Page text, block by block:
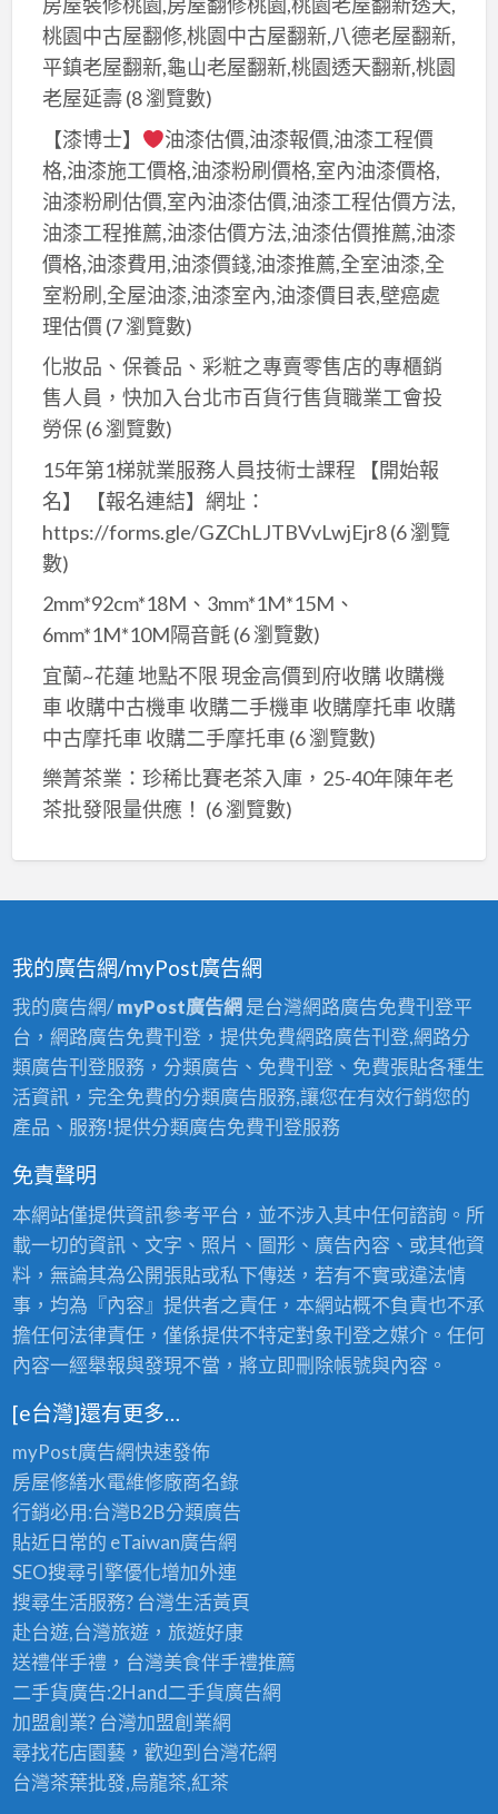
房屋裝修桃園,房屋翻修桃園,桃園老屋翻新透天,
桃園中古屋翻修,桃園中古屋翻新,八德老屋翻新,
平鎮老屋翻新,龜山老屋翻新,桃園透天翻新,桃園
老屋延壽(8 瀏覽數)
【漆博士】
油漆估價,油漆報價,油漆工程價
格,油漆施工價格,油漆粉刷價格,室內油漆價格,
油漆粉刷估價,室內油漆估價,油漆工程估價方法,
油漆工程推薦,油漆估價方法,油漆估價推薦,油漆
價格,油漆費用,油漆價錢,油漆推薦,全室油漆,全
室粉刷,全屋油漆,油漆室內,油漆價目表,壁癌處
理估價(7 瀏覽數)
化妝品、保養品、彩粧之專賣零售店的專櫃銷
售人員，快加入台北市百貨行售貨職業工會投
勞保(6 瀏覽數)
15年第1梯就業服務人員技術士課程 【開始報
名】 【報名連結】網址：
https://forms.gle/GZChLJTBVvLwjEjr8(6 瀏覽
數)
2mm*92cm*18M、3mm*1M*15M、
6mm*1M*10M隔音氈(6 瀏覽數)
宜蘭~花蓮 地點不限 現金高價到府收購 收購機
車 收購中古機車 收購二手機車 收購摩托車 收購
中古摩托車 收購二手摩托車(6 瀏覽數)
樂菁茶業：珍稀比賽老茶入庫，25-40年陳年老
茶批發限量供應！ (6 瀏覽數)
我的廣告網/myPost廣告網
我的廣告網/myPost廣告網 是台灣網路廣告免費刊登平
台，網路廣告免費刊登，提供免費網路廣告刊登,網路分
類廣告刊登服務，分類廣告、免費刊登、免費張貼各種生
活資訊，完全免費的分類廣告服務,讓您在有效行銷您的
產品、服務!提供分類廣告免費刊登服務
免責聲明
本網站僅提供資訊參考平台，並不涉入其中任何諮詢。所
載一切的資訊、文字、照片、圖形、廣告內容、或其他資
料，無論其為公開張貼或私下傳送，若有不實或違法情
事，均為『內容』提供者之責任，本網站概不負責也不承
擔任何法律責任，僅係提供不特定對象刊登之媒介。任何
內容一經舉報與發現不當，將立即刪除帳號與內容。
[e台灣]還有更多…
myPost廣告網快速發佈
房屋修繕水電維修廠商名錄
行銷必用:台灣B2B分類廣告
貼近日常的 eTaiwan廣告網
SEO搜尋引擎優化增加外連
搜尋生活服務? 台灣生活黃頁
赴台遊,台灣旅遊，旅遊好康
送禮伴手禮，台灣美食伴手禮推薦
二手貨廣告:2Hand二手貨廣告網
加盟創業? 台灣加盟創業網
尋找花店園藝，歡迎到 台灣花網
台灣茶葉批發,烏龍茶,紅茶